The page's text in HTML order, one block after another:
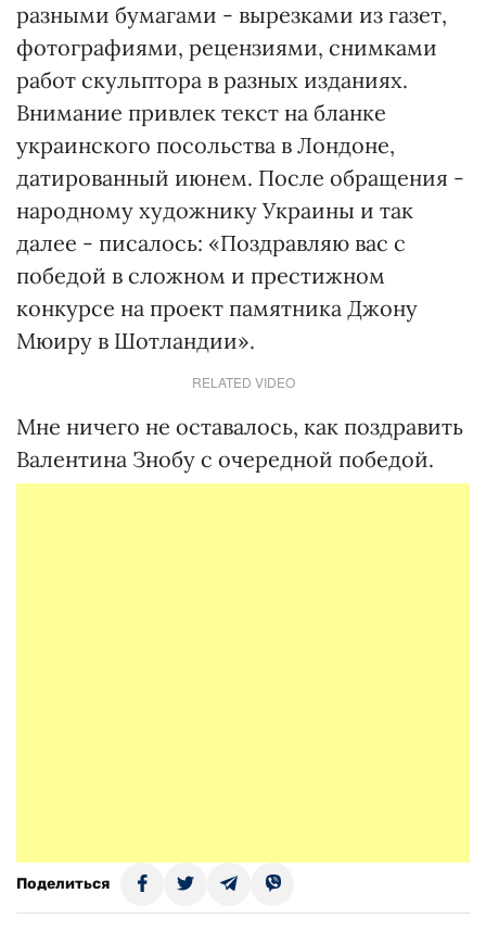
разными бумагами - вырезками из газет,
фотографиями, рецензиями, снимками
работ скульптора в разных изданиях.
Внимание привлек текст на бланке
украинского посольства в Лондоне,
датированный июнем. После обращения -
народному художнику Украины и так
далее - писалось: «Поздравляю вас с
победой в сложном и престижном
конкурсе на проект памятника Джону
Мюиру в Шотландии».
RELATED VIDEO
Мне ничего не оставалось, как поздравить
Валентина Знобу с очередной победой.
Поделиться